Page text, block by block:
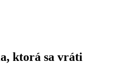
ktorá sa vráti